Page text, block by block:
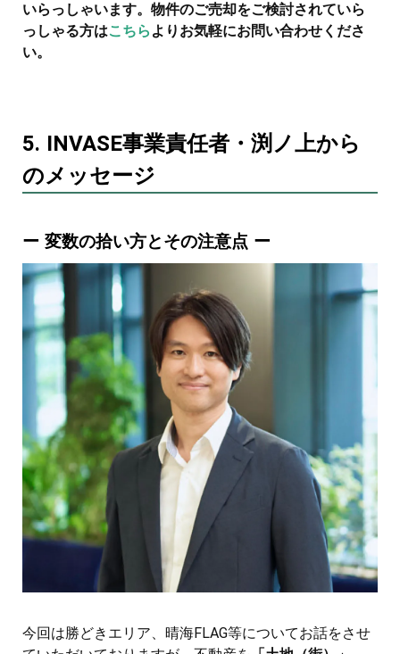
いらっしゃいます。物件のご売却をご検討されていら
っしゃる方はこちら よりお気軽にお問い合わせくださ
い。
5. INVASE事業責任者・渕ノ上から
のメッセージ
ー 変数の拾い方とその注意点 ー
今回は勝どきエリア、晴海FLAG等についてお話をさせ